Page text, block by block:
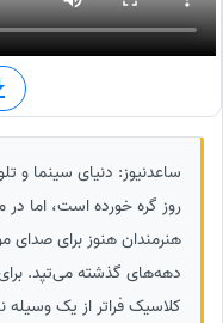
ساعدنیوز: دنیای سینما و
روز گره خورده است، اما
هنرمندان هنوز برای
دهه‌های گذشته می‌تپد.
کلاسیک فراتر از یک وسیله